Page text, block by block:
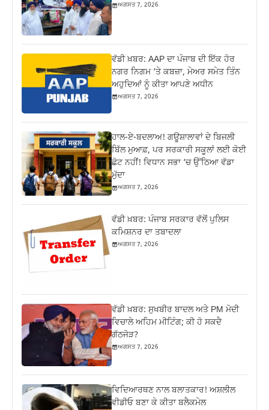
ਅਗਸਤ 7, 2026
ਵੱਡੀ ਖ਼ਬਰ: AAP ਦਾ ਪੰਜਾਬ ਦੀ ਇੱਕ ਹੋਰ
ਨਗਰ ਨਿਗਮ ‘ਤੇ ਕਬਜ਼ਾ, ਮੇਅਰ ਸਮੇਤ ਤਿੰਨ
ਅਹੁਦਿਆਂ ਨੂੰ ਕੀਤਾ ਆਪਣੇ ਅਧੀਨ
ਅਗਸਤ 7, 2026
ਹਾਲ-ਏ-ਬਦਲਾਅ! ਗਊਸ਼ਾਲਾਵਾਂ ਦੇ ਬਿਜਲੀ
ਬਿੱਲ ਮੁਆਫ਼, ਪਰ ਸਰਕਾਰੀ ਸਕੂਲਾਂ ਲਈ ਕੋਈ
ਛੋਟ ਨਹੀਂ! ਵਿਧਾਨ ਸਭਾ ‘ਚ ਉੱਠਿਆ ਵੱਡਾ
ਮੁੱਦਾ
ਅਗਸਤ 7, 2026
ਵੱਡੀ ਖ਼ਬਰ: ਪੰਜਾਬ ਸਰਕਾਰ ਵੱਲੋਂ ਪੁਲਿਸ
ਕਮਿਸ਼ਨਰ ਦਾ ਤਬਾਦਲਾ
ਅਗਸਤ 7, 2026
ਵੱਡੀ ਖ਼ਬਰ: ਸੁਖਬੀਰ ਬਾਦਲ ਅਤੇ PM ਮੋਦੀ
ਵਿਚਾਲੇ ਅਹਿਮ ਮੀਟਿੰਗ; ਕੀ ਹੋ ਸਕਦੈ
ਗੱਠਜੋੜ?
ਅਗਸਤ 7, 2026
ਵਿਦਿਆਰਥਣ ਨਾਲ ਬਲਾਤਕਾਰ! ਅਸ਼ਲੀਲ
ਵੀਡੀਓ ਬਣਾ ਕੇ ਕੀਤਾ ਬਲੈਕਮੇਲ